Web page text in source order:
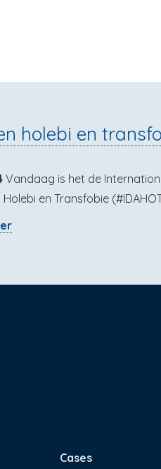
holebi en
Vandaag is het de
en Transfobie
Cases